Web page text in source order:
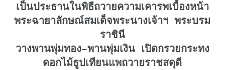
เป็นประธานในพิธีถวายความเคารพเบื้องหน้า
พระฉายาลักษณ์สมเด็จพระนางเจ้าฯ พระบรม
ราชินี
วางพานพุ่มทอง–พานพุ่มเงิน เปิดกรวยกระทง
ดอกไม้ธูปเทียนแพถวายราชสดุดี